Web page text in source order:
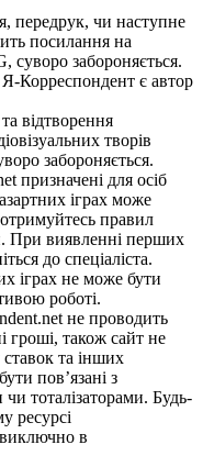
передрук, чи наступне
посилання на
суворо забороняється.
Я-Корреспондент є автор
відтворення
творів
забороняється.
призначені для осіб
іграх може
правил
При виявленні перших
до спеціаліста.
іграх не може бути
роботі.
не проводить
гроші, також сайт не
та інших
пов’язані з
тоталізаторами. Будь-
ресурсі
в